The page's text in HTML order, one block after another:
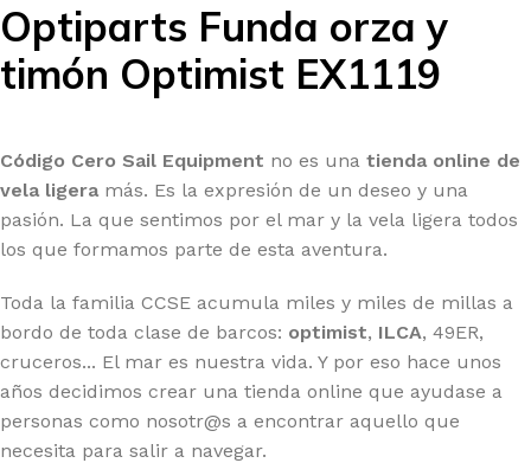
Optiparts Funda orza y
timón Optimist EX1119
Código Cero Sail Equipment no es una tienda online de
vela ligera más. Es la expresión de un deseo y una
pasión. La que sentimos por el mar y la vela ligera todos
los que formamos parte de esta aventura.
Toda la familia CCSE acumula miles y miles de millas a
bordo de toda clase de barcos: optimist, ILCA, 49ER,
cruceros... El mar es nuestra vida. Y por eso hace unos
años decidimos crear una tienda online que ayudase a
personas como nosotr@s a encontrar aquello que
necesita para salir a navegar.